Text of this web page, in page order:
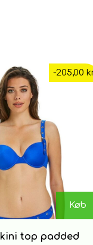
-205,00
Køb
top padded